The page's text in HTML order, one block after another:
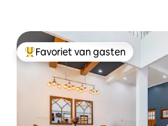
Topfavoriet van gasten
Favoriet van gasten